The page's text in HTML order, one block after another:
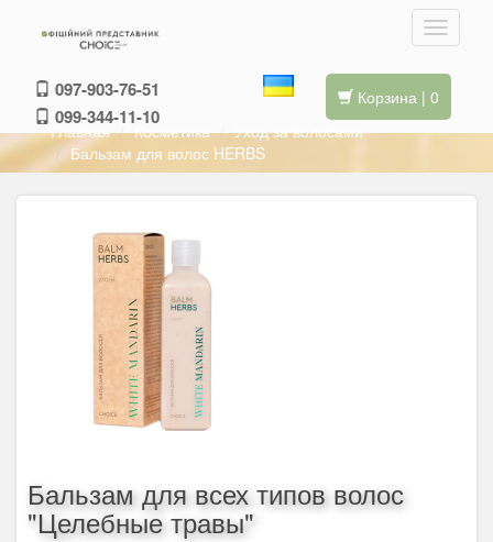
097-903-76-51
099-344-11-10
Корзина | 0
Главная
Косметика
Уход за волосами
Бальзам для волос HERBS
Бальзам для всех типов волос
"Целебные травы"